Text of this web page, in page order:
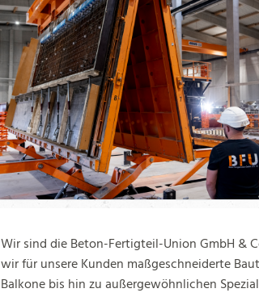
Wir sind die Beton-Fertigteil-Union GmbH &
wir für unsere Kunden maßgeschneiderte
Balkone bis hin zu außergewöhnlichen